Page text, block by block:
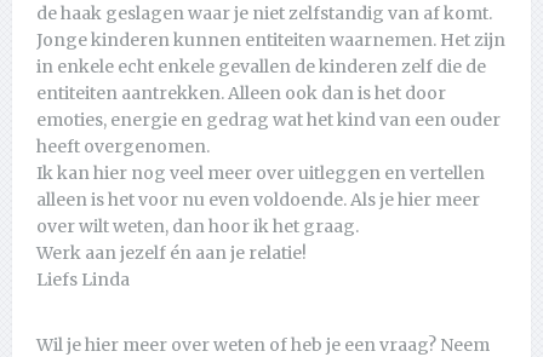
de haak geslagen waar je niet zelfstandig van af komt.
Jonge kinderen kunnen entiteiten waarnemen. Het zijn
in enkele echt enkele gevallen de kinderen zelf die de
entiteiten aantrekken. Alleen ook dan is het door
emoties, energie en gedrag wat het kind van een ouder
heeft overgenomen.
Ik kan hier nog veel meer over uitleggen en vertellen
alleen is het voor nu even voldoende. Als je hier meer
over wilt weten, dan hoor ik het graag.
Werk aan jezelf én aan je relatie!
Liefs Linda
Wil je hier meer over weten of heb je een vraag? Neem